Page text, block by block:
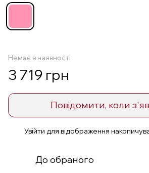
Немає в наявності
3 719 грн
Повідомити, коли
Увійти для відображення
До обраного